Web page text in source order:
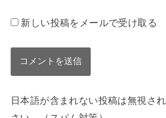
新しい投稿をメールで受け取る
日本語が含まれない投稿は無視さ